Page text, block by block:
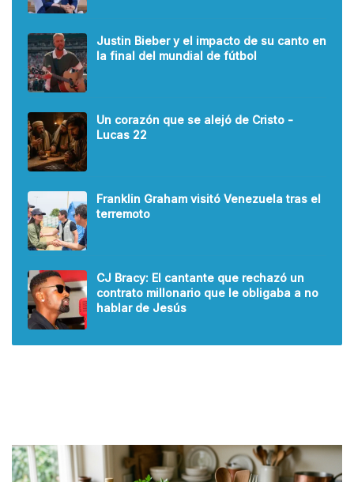
Justin Bieber y el impacto de su canto en
la final del mundial de fútbol
Un corazón que se alejó de Cristo -
Lucas 22
Franklin Graham visitó Venezuela tras el
terremoto
CJ Bracy: El cantante que rechazó un
contrato millonario que le obligaba a no
hablar de Jesús